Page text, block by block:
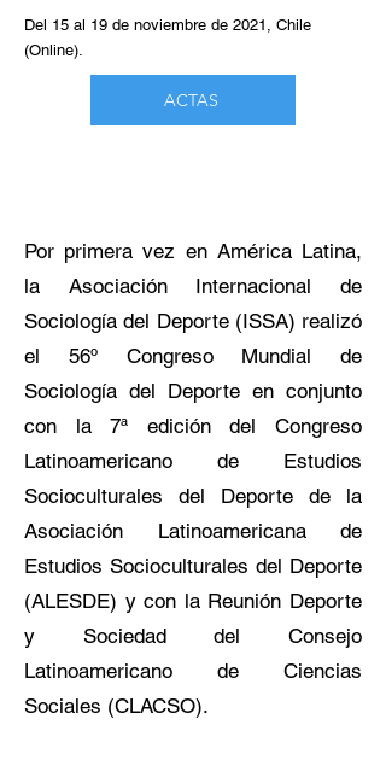
Del 15 al 19 de noviembre de 2021, Chile
(Online).
ACTAS
Por primera vez en América Latina,
la Asociación Internacional de
Sociología del Deporte (ISSA) realizó
el 56º Congreso Mundial de
Sociología del Deporte en conjunto
con la 7ª edición del Congreso
Latinoamericano de Estudios
Socioculturales del Deporte de la
Asociación Latinoamericana de
Estudios Socioculturales del Deporte
(ALESDE) y con la Reunión Deporte
y Sociedad del Consejo
Latinoamericano de Ciencias
Sociales (CLACSO).